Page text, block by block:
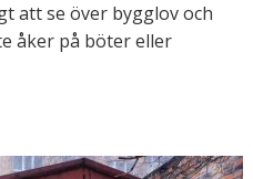
att se över bygglov och
åker på böter eller